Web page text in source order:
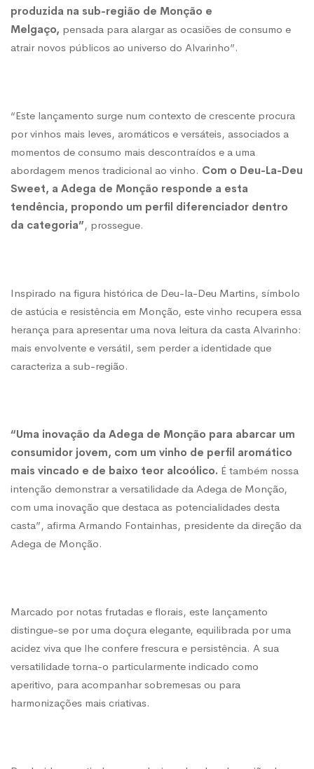
provar
Páscoa
produzida na sub-região de Monção e
Melgaço, pensada para alargar as ocasiões de consumo e
atrair novos públicos ao universo do Alvarinho”.
“Este lançamento surge num contexto de crescente procura
por vinhos mais leves, aromáticos e versáteis, associados a
momentos de consumo mais descontraídos e a uma
abordagem menos tradicional ao vinho. Com o Deu-La-Deu
Sweet, a Adega de Monção responde a esta
tendência, propondo um perfil diferenciador dentro
da categoria”, prossegue.
Inspirado na figura histórica de Deu-la-Deu Martins, símbolo
de astúcia e resistência em Monção, este vinho recupera essa
herança para apresentar uma nova leitura da casta Alvarinho:
mais envolvente e versátil, sem perder a identidade que
caracteriza a sub-região.
“Uma inovação da Adega de Monção para abarcar um
consumidor jovem, com um vinho de perfil aromático
mais vincado e de baixo teor alcoólico. É também nossa
intenção demonstrar a versatilidade da Adega de Monção,
com uma inovação que destaca as potencialidades desta
casta”, afirma Armando Fontainhas, presidente da direção da
Adega de Monção.
Marcado por notas frutadas e florais, este lançamento
distingue-se por uma doçura elegante, equilibrada por uma
acidez viva que lhe confere frescura e persistência. A sua
versatilidade torna-o particularmente indicado como
aperitivo, para acompanhar sobremesas ou para
harmonizações mais criativas.